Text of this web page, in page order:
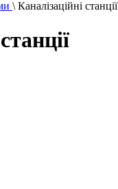
\ Каналізаційні станції